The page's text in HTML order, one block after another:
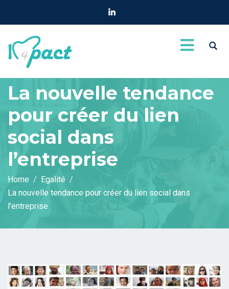
La nouvelle tendance
pour créer du lien
social dans
l’entreprise
Home
Egalité
La nouvelle tendance pour créer du lien social dans
l’entreprise